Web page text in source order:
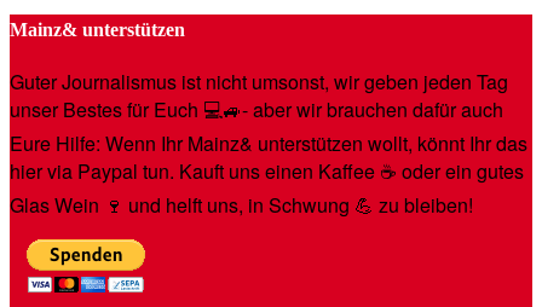
Mainz& unterstützen
Guter Journalismus ist nicht umsonst, wir geben jeden Tag
unser Bestes für Euch 💻🚙- aber wir brauchen dafür auch
Eure Hilfe: Wenn Ihr Mainz& unterstützen wollt, könnt Ihr das
hier via Paypal tun. Kauft uns einen Kaffee ☕️ oder ein gutes
Glas Wein 🍷 und helft uns, in Schwung 💪 zu bleiben!